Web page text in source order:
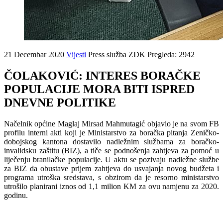
21 Decembar 2020 Vijesti Press služba ZDK Pregleda: 2942
ČOLAKOVIĆ: INTERES BORAČKE
POPULACIJE MORA BITI ISPRED
DNEVNE POLITIKE
Načelnik općine Maglaj Mirsad Mahmutagić objavio je na svom FB
profilu interni akti koji je Ministarstvo za boračka pitanja Zeničko-
dobojskog kantona dostavilo nadležnim službama za boračko-
invalidsku zaštitu (BIZ), a tiče se podnošenja zahtjeva za pomoć u
liječenju branilačke populacije. U aktu se pozivaju nadležne službe
za BIZ da obustave prijem zahtjeva do usvajanja novog budžeta i
programa utroška sredstava, s obzirom da je resorno ministarstvo
utrošilo planirani iznos od 1,1 milion KM za ovu namjenu za 2020.
godinu.